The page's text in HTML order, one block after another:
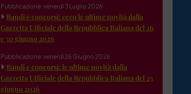
Pubblicazione: venerdì 3 Luglio 2026
Bandi e concorsi: ecco le ultime novità dalla
Gazzetta Ufficiale della Repubblica Italiana del 26
e 30 giugno 2026
Pubblicazione: venerdì 26 Giugno 2026
Bandi e concorsi: le ultime novità dalla
Gazzetta Ufficiale della Repubblica Italiana del 23
giugno 2026